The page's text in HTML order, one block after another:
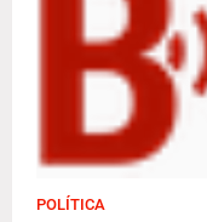
POLÍTICA